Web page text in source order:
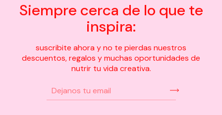
Siempre cerca de lo que te
inspira:
suscribite ahora y no te pierdas nuestros
descuentos, regalos y muchas oportunidades de
nutrir tu vida creativa.